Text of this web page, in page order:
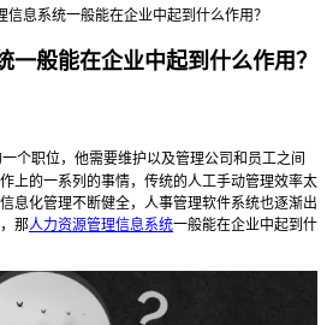
信息系统一般能在企业中起到什么作用？
一般能在企业中起到什么作用？
个职位，他需要维护以及管理公司和员工之间
上的一系列的事情，传统的人工手动管理效率太
息化管理不断健全，人事管理软件系统也逐渐出
那人力资源管理信息系统一般能在企业中起到什